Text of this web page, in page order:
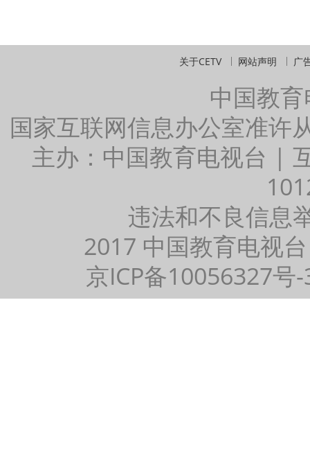
关于CETV 网站声明 广
中国教
国家互联网信息办公室准许
主办：中国教育电视台 |
违法和不良信息
2017 中国教育电视
京ICP备10056327号